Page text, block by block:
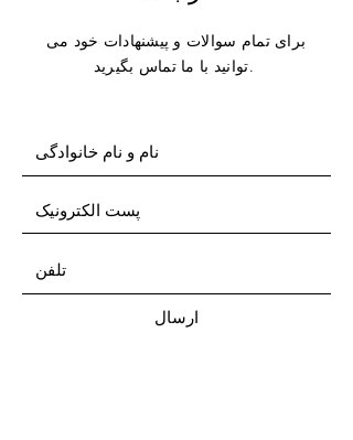
برای تمام سوالات و پیشنهادات خود می
توانید با ما تماس بگیرید.
ارسال